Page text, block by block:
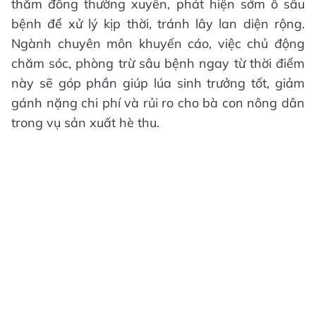
thăm đồng thường xuyên, phát hiện sớm ổ sâu
bệnh để xử lý kịp thời, tránh lây lan diện rộng.
Ngành chuyên môn khuyến cáo, việc chủ động
chăm sóc, phòng trừ sâu bệnh ngay từ thời điểm
này sẽ góp phần giúp lúa sinh trưởng tốt, giảm
gánh nặng chi phí và rủi ro cho bà con nông dân
trong vụ sản xuất hè thu.